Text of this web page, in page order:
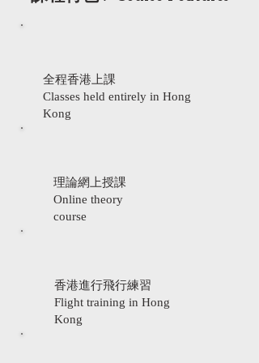
全程香港上課
Classes held entirely in Hong
Kong
理論網上授課
Online theory
course
香港進行飛行練習
Flight training in Hong
Kong